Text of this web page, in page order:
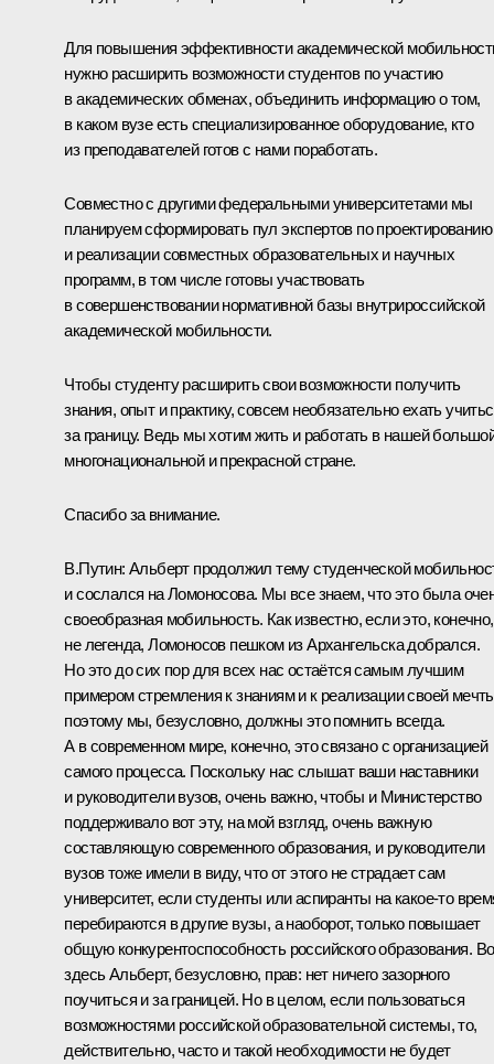
Для повышения эффективности академической
нужно расширить возможности студентов по участию
в академических обменах, объединить информацию о том,
в каком вузе есть специализированное оборудование, кто
из преподавателей готов с нами поработать.
Совместно с другими федеральными университетами мы
планируем сформировать пул экспертов по проектированию
и реализации совместных образовательных и научных
программ, в том числе готовы участвовать
в совершенствовании нормативной базы внутрироссийской
академической мобильности.
Чтобы студенту расширить свои возможности получить
знания, опыт и практику, совсем необязательно ехать
за границу. Ведь мы хотим жить и работать в нашей
многонациональной и прекрасной стране.
Спасибо за внимание.
В.Путин: Альберт продолжил тему студенческой
и сослался на Ломоносова. Мы все знаем, что это была
своеобразная мобильность. Как известно, если это, конечно,
не легенда, Ломоносов пешком из Архангельска добрался.
Но это до сих пор для всех нас остаётся самым лучшим
примером стремления к знаниям и к реализации своей
поэтому мы, безусловно, должны это помнить всегда.
А в современном мире, конечно, это связано с организацией
самого процесса. Поскольку нас слышат ваши наставники
и руководители вузов, очень важно, чтобы и Министерство
поддерживало вот эту, на мой взгляд, очень важную
составляющую современного образования, и руководители
вузов тоже имели в виду, что от этого не страдает сам
университет, если студенты или аспиранты на какое-то
перебираются в другие вузы, а наоборот, только повышает
общую конкурентоспособность российского образования.
здесь Альберт, безусловно, прав: нет ничего зазорного
поучиться и за границей. Но в целом, если пользоваться
возможностями российской образовательной системы, то,
действительно, часто и такой необходимости не будет